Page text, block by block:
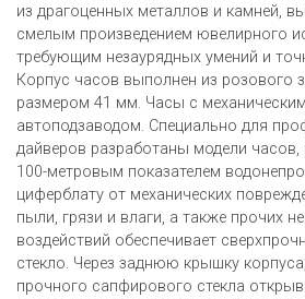
из драгоценных металлов и камней,
смелым произведением ювелирного
требующим незаурядных умений и
Корпус часов выполнен из розового
размером 41 мм. Часы с
автоподзаводом. Специально для
дайверов разработаны модели
100-метровым показателем
циферблату от механических
пыли, грязи и влаги, а также прочих
воздействий обеспечивает
стекло. Через заднюю крышку
прочного сапфирового стекла